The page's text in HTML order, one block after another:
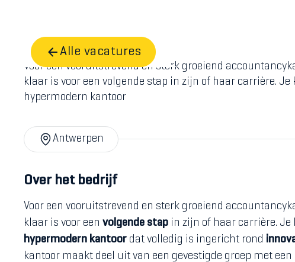
Home Vacatures
accountant
Alle vacatures
Voor een vooruitstrevend en sterk groeiend
klaar is voor een volgende stap in zijn of haar carrière.
hypermodern kantoor
Antwerpen
Over het bedrijf
Voor een vooruitstrevend en sterk groeiend
klaar is voor een volgende stap in zijn of haar carrière. Je
hypermodern kantoor dat volledig is ingericht rond
kantoor maakt deel uit van een gevestigde groep met een